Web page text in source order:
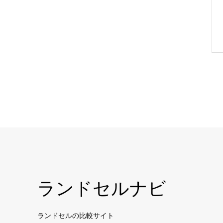
ランドセルナビ
ランドセルの比較サイト